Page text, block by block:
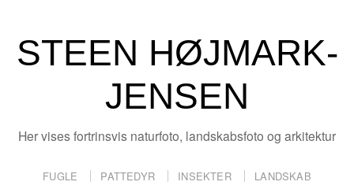
STEEN HØJMARK-
JENSEN
Her vises fortrinsvis naturfoto, landskabsfoto og arkitektur
FUGLE PATTEDYR INSEKTER LANDSKAB